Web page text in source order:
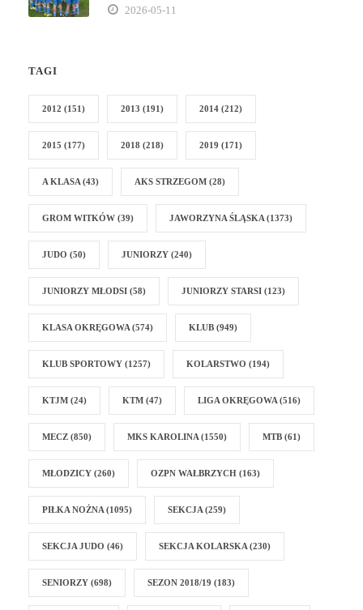
2026-05-11
TAGI
2012 (151) 2013 (191) 2014 (212)
2015 (177) 2018 (218) 2019 (171)
A KLASA (43) AKS STRZEGOM (28)
GROM WITKÓW (39) JAWORZYNA ŚLĄSKA (1373)
JUDO (50) JUNIORZY (240)
JUNIORZY MŁODSI (58) JUNIORZY STARSI (123)
KLASA OKRĘGOWA (574) KLUB (949)
KLUB SPORTOWY (1257) KOLARSTWO (194)
KTJM (24) KTM (47) LIGA OKRĘGOWA (516)
MECZ (850) MKS KAROLINA (1550) MTB (61)
MŁODZICY (260) OZPN WAŁBRZYCH (163)
PIŁKA NOŻNA (1095) SEKCJA (259)
SEKCJA JUDO (46) SEKCJA KOLARSKA (230)
SENIORZY (698) SEZON 2018/19 (183)